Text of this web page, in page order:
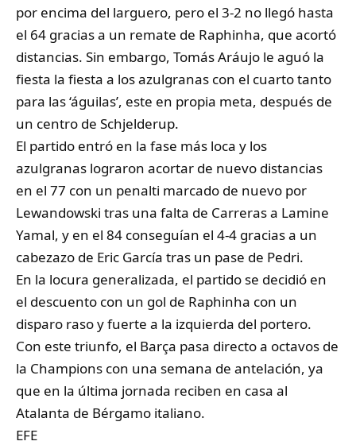
por encima del larguero, pero el 3-2 no llegó hasta
el 64 gracias a un remate de Raphinha, que acortó
distancias. Sin embargo, Tomás Aráujo le aguó la
fiesta la fiesta a los azulgranas con el cuarto tanto
para las ‘águilas’, este en propia meta, después de
un centro de Schjelderup.
El partido entró en la fase más loca y los
azulgranas lograron acortar de nuevo distancias
en el 77 con un penalti marcado de nuevo por
⁠Lewandowski tras una falta de Carreras a Lamine
Yamal, y en el 84 conseguían el 4-4 gracias a un
cabezazo de Eric García tras un pase de Pedri.
En la locura generalizada, el partido se decidió en
el descuento con un gol de Raphinha con un
disparo raso y fuerte a la izquierda del portero.
Con este triunfo, el Barça pasa directo a octavos de
la Champions con una semana de antelación, ya
que en la última jornada reciben en casa al
Atalanta de Bérgamo italiano.
EFE